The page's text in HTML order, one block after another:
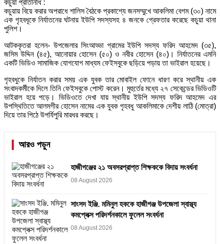
কচুয়া প্রতিনিধি :
কচুয়ায় বিয়ে করার অপরাধে শালিস বৈঠকে প্রকাশ্যে জনসম্মুখে আকলিমা বেগম (৩০) নামে
এক গৃহবধূকে নির্যাতনের ঘটনায় ইউপি সদস্যসহ ৪ জনকে গ্রেফতার করেছে কচুয়া থানা
পুলিশ।
আটককৃতরা হলেন- উপজেলার সিংআড্ডা গ্রামের ইউপি সদস্য ফরিদ আহমেদ (৩৫),
জসিম উদ্দিন (৪৫), আনোয়ার হোসেন (৫০) ও নবীর হোসেন (৪০)। নির্যাতনের এমনি
একটি ভিডিও সামাজিক যোগযোগ মাধ্যম ফেইসবুকে ছড়িয়ে পড়ায় তা ভাইরাল হয়েছে।
গৃহবধুকে নির্যাতন করার সময় এক যুবক তার মোবাইল ফোনে ধারণ করে স্থানীয় এক
সংবাদকর্মীকে দিলে তিনি ফেইসবুকে পোস্ট করেন। মুহুর্তের মধ্যে ২৭ সেকেন্ডের ভিডিওটি
ভাইরাল হয়ে পড়ে। ভিডিওতে দেখা যায় স্থানীয় ইউপি সদস্য ফরিদ আহমেদ এর
উপস্থিতিতে আলমগীর হোসেন নামের এক যুবক গৃহবধু আকলিমাকে দেশীয় লাঠি (মোত্রা)
দিয়ে তার পিঠে উপর্যিপুরি মারধর করছে।
আরও পড়ুন
হাজীগঞ্জের ২১ অবসরপ্রাপ্ত শিক্ষককে বিদায় সংবর্ধনা
08 August 2026
সাংসদ ইঞ্জি. মমিনুল হককে হাজীগঞ্জ উপজেলা স্বাস্থ্য
কমপ্লেক্স পরিদর্শনকালে ফুলেল সংবর্ধনা
08 August 2026